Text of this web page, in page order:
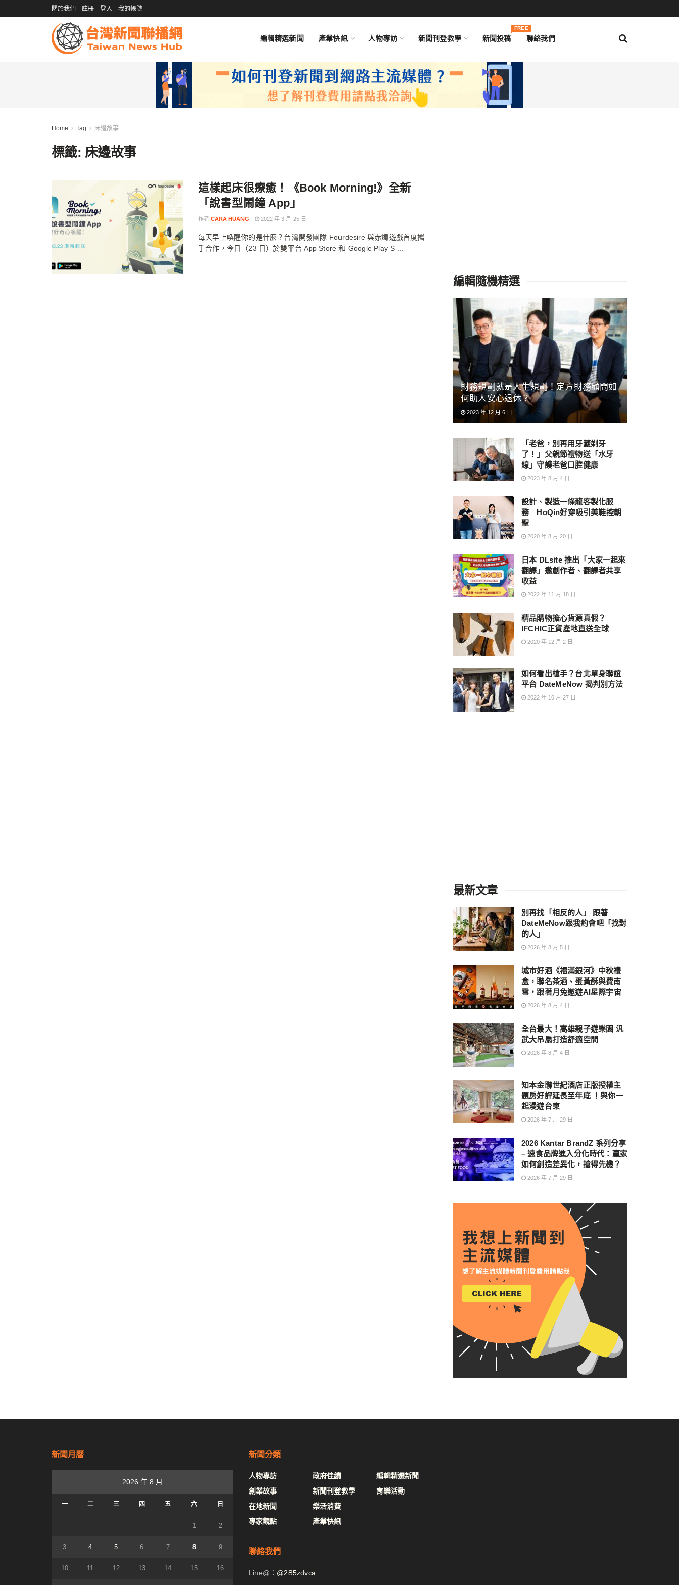
關於我們 註冊 登入 我的帳號
編輯精選新聞 產業快訊 人物專訪 新聞刊登教學 新聞投稿
FREE
聯絡我們
Home Tag 床邊故事
標籤: 床邊故事
這樣起床很療癒！《Book Morning!》全新
「說書型鬧鐘 App」
作者 CARA HUANG 2022 年 3 月 25 日
每天早上喚醒你的是什麼？台灣開發團隊 Fourdesire 與赤燭遊戲首度攜
手合作，今日（23 日）於雙平台 App Store 和 Google Play S ...
編輯隨機精選
財務規劃就是人生規劃！定方財務顧問如
何助人安心退休？
2023 年 12 月 6 日
「老爸，別再用牙籤剃牙
了！」父親節禮物送「水牙
線」守護老爸口腔健康
2023 年 8 月 4 日
設計、製造一條龍客製化服
務 HoQin好穿吸引美鞋控朝
聖
2020 年 8 月 20 日
日本 DLsite 推出「大家一起來
翻譯」邀創作者、翻譯者共享
收益
2022 年 11 月 18 日
精品購物擔心貨源真假？
IFCHIC正貨產地直送全球
2020 年 12 月 2 日
如何看出槍手？台北單身聯誼
平台 DateMeNow 揭判別方法
2022 年 10 月 27 日
最新文章
別再找「相反的人」 跟著
DateMeNow跟我約會吧「找對
的人」
2026 年 8 月 5 日
城市好酒《福滿銀河》中秋禮
盒，聯名茶酒、蛋黃酥與費南
雪，跟著月兔遨遊AI星際宇宙
2026 年 8 月 4 日
全台最大！高雄親子遊樂園 汎
武大吊扇打造舒適空間
2026 年 8 月 4 日
知本金聯世紀酒店正版授權主
題房好評延長至年底 ！與你一
起漫遊台東
2026 年 7 月 29 日
2026 Kantar BrandZ 系列分享
– 速食品牌進入分化時代：贏家
如何創造差異化，搶得先機？
2026 年 7 月 29 日
新聞月曆
2026 年 8 月
一 二 三 四 五 六 日
1 2
3 4 5 6 7 8 9
10 11 12 13 14 15 16
新聞分類
人物專訪
創業故事
在地新聞
專家觀點
政府佳績
新聞刊登教學
樂活消費
產業快訊
編輯精選新聞
育樂活動
聯絡我們
Line@： @285zdvca